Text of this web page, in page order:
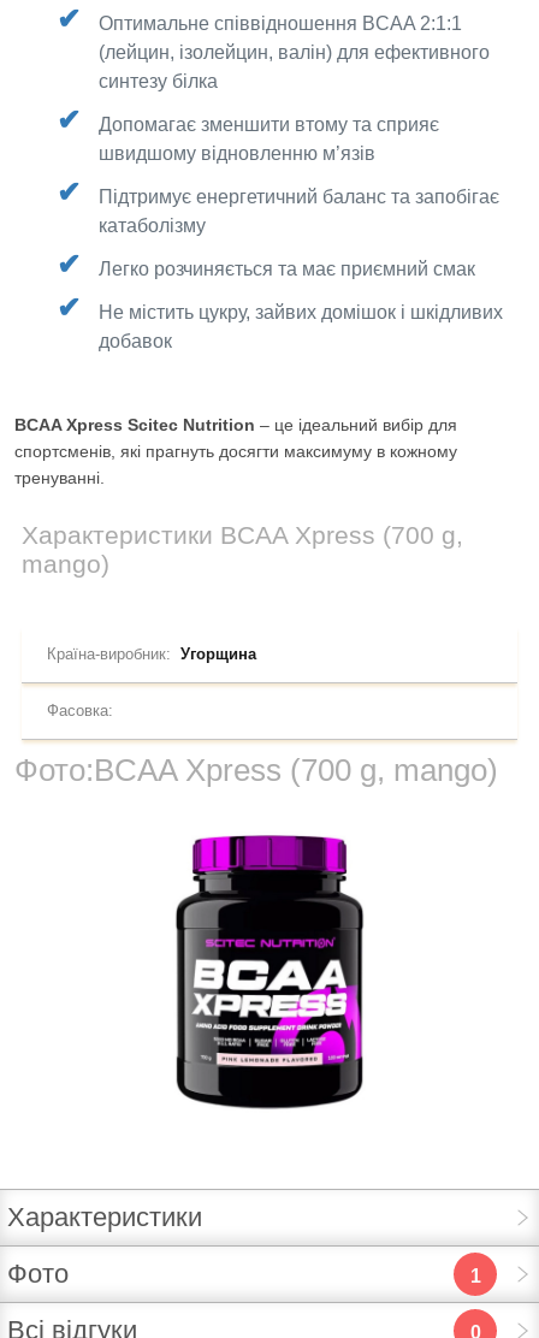
Оптимальне співвідношення BCAA 2:1:1
(лейцин, ізолейцин, валін) для ефективного
синтезу білка
Допомагає зменшити втому та сприяє
швидшому відновленню м’язів
Підтримує енергетичний баланс та запобігає
катаболізму
Легко розчиняється та має приємний смак
Не містить цукру, зайвих домішок і шкідливих
добавок
BCAA Xpress Scitec Nutrition – це ідеальний вибір для
спортсменів, які прагнуть досягти максимуму в кожному
тренуванні.
Характеристики BCAA Xpress (700 g,
mango)
Країна-виробник: Угорщина
Фасовка:
Фото:BCAA Xpress (700 g, mango)
Характеристики
Фото
1
Всі відгуки 0